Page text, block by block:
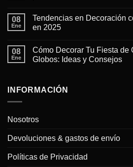
comentarios
Técnicas
arcos
y
guirnaldas
en
casa
08
Ene
Tendencias en Decoración
en 2025
comentarios
en
Tendencias
Globos
para
08
Ene
Cómo Decorar Tu Fiesta de
Globos: Ideas y Consejos
en
Cómo
de
Globos:
Consejos
INFORMACIÓN
Nosotros
Devoluciones & gastos de envío
Políticas de Privacidad